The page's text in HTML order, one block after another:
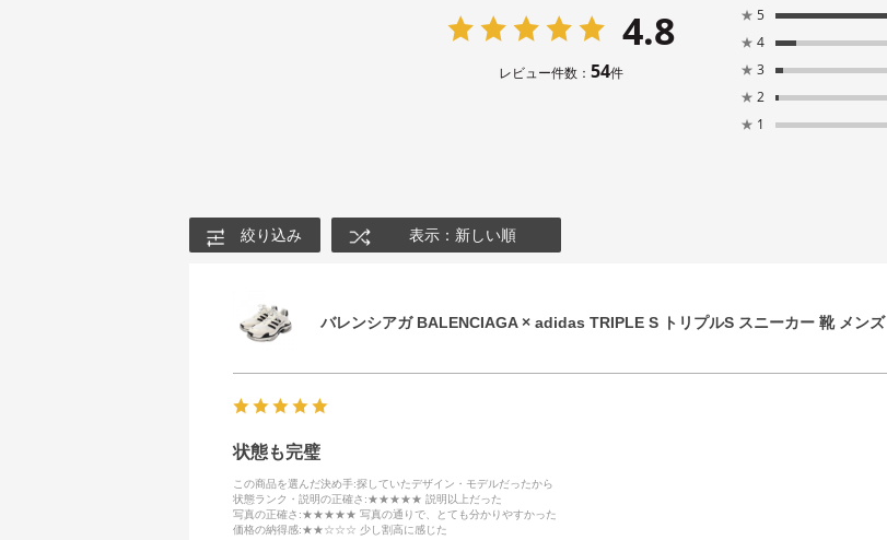
4.8
レビュー件数： 54件
★ 5
★ 4
★ 3
★ 2
★ 1
絞り込み 表示：新しい順
バレンシアガ BALENCIAGA × adidas TRIPLE S トリプルS スニーカー 靴 メンズ
状態も完璧
この商品を選んだ決め手:探していたデザイン・モデルだったから
状態ランク・説明の正確さ :★★★★★ 説明以上だった
写真の正確さ :★★★★★ 写真の通りで、とても分かりやすかった
価格の納得感:★★☆☆☆ 少し割高に感じた